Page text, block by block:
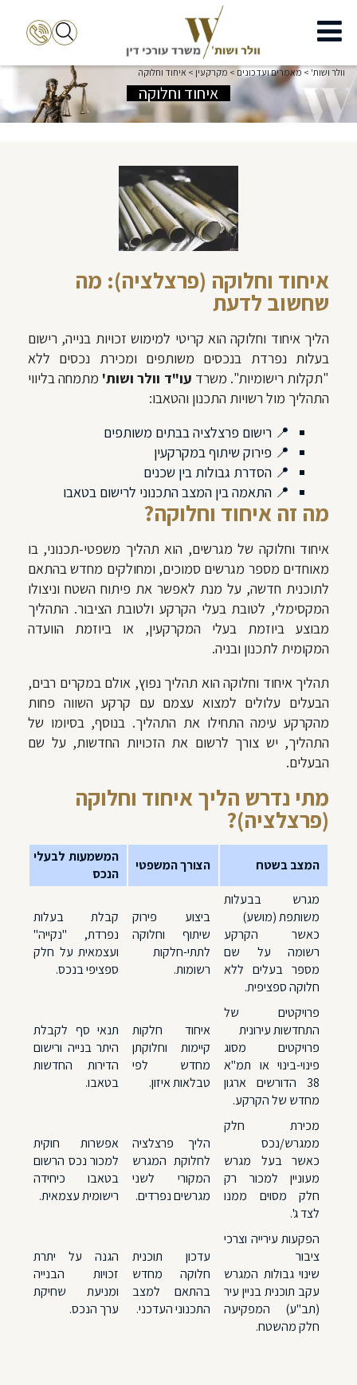
איחוד וחלוקה
וולר ושות' > מאמרים ועדכונים > מקרקעין > איחוד וחלוקה
איחוד וחלוקה (פרצלציה): מה
שחשוב לדעת
הליך איחוד וחלוקה הוא קריטי למימוש זכויות בנייה, רישום
בעלות נפרדת בנכסים משותפים ומכירת נכסים ללא
"תקלות רישומיות". משרד עו"ד וולר ושות' מתמחה בליווי
התהליך מול רשויות התכנון והטאבו:
📍 רישום פרצלציה בבתים משותפים
📍 פירוק שיתוף במקרקעין
📍 הסדרת גבולות בין שכנים
📍 התאמה בין המצב התכנוני לרישום בטאבו
מה זה איחוד וחלוקה?
איחוד וחלוקה של מגרשים, הוא תהליך משפטי-תכנוני, בו
מאוחדים מספר מגרשים סמוכים, ומחולקים מחדש בהתאם
לתוכנית חדשה, על מנת לאפשר את פיתוח השטח וניצולו
המקסימלי, לטובת בעלי הקרקע ולטובת הציבור. התהליך
מבוצע ביוזמת בעלי המקרקעין, או ביוזמת הוועדה
המקומית לתכנון ובניה.
תהליך איחוד וחלוקה הוא תהליך נפוץ, אולם במקרים רבים,
הבעלים עלולים למצוא עצמם עם קרקע השווה פחות
מהקרקע עימה התחילו את התהליך. בנוסף, בסיומו של
התהליך, יש צורך לרשום את הזכויות החדשות, על שם
הבעלים.
מתי נדרש הליך איחוד וחלוקה
(פרצלציה)?
המצב בשטח הצורך המשפטי
המשמעות לבעלי
הנכס
מגרש בבעלות
משותפת (מושע)
כאשר הקרקע
רשומה על שם
מספר בעלים ללא
חלוקה ספציפית.
ביצוע פירוק
שיתוף וחלוקה
לתתי-חלקות
רשומות.
קבלת בעלות
נפרדת, "נקייה"
ועצמאית על חלק
ספציפי בנכס.
פרויקטים של
התחדשות עירונית
פרויקטים מסוג
פינוי-בינוי או תמ"א
38 הדורשים ארגון
מחדש של הקרקע.
איחוד חלקות
קיימות וחלוקתן
מחדש לפי
טבלאות איזון.
תנאי סף לקבלת
היתר בנייה ורישום
הדירות החדשות
בטאבו.
מכירת חלק
ממגרש/נכס
כאשר בעל מגרש
מעוניין למכור רק
חלק מסוים ממנו
לצד ג'.
הליך פרצלציה
לחלוקת המגרש
המקורי לשני
מגרשים נפרדים.
אפשרות חוקית
למכור נכס הרשום
בטאבו כיחידה
רישומית עצמאית.
הפקעות עירייה וצרכי
ציבור
שינוי גבולות המגרש
עקב תוכנית בניין עיר
(תב"ע) המפקיעה
חלק מהשטח.
עדכון תוכנית
חלוקה מחדש
בהתאם למצב
התכנוני העדכני.
הגנה על יתרת
זכויות הבנייה
ומניעת שחיקת
ערך הנכס.